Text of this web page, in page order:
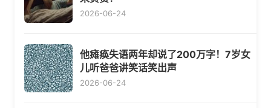
2026-06-24
他瘫痪失语两年却说了200万字！7岁女
儿听爸爸讲笑话笑出声
2026-06-24